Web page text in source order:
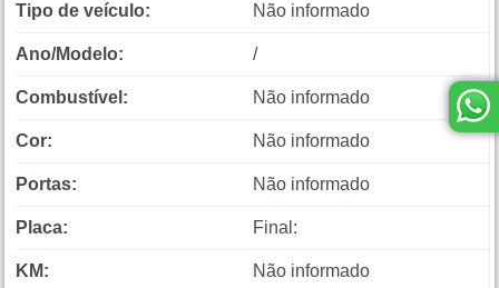
Tipo de veículo: Não informado
Ano/Modelo: /
Combustível: Não informado
Cor: Não informado
Portas: Não informado
Placa: Final:
KM: Não informado